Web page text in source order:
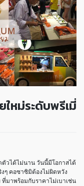
หม่ระดับพรีเมี่
ตัวได้ไม่นาน วันนี้มีโอกาสได้
ๆ คอซาซิมิต้องไม่ผิดหวัง
มาพร้อมกับราคาไม่เบาเช่น